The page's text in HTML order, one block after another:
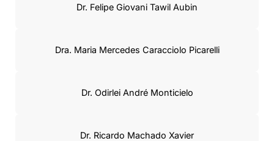
Dr. Felipe Giovani Tawil Aubin
Dra. Maria Mercedes Caracciolo Picarelli
Dr. Odirlei André Monticielo
Dr. Ricardo Machado Xavier